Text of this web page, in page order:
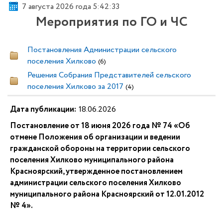
7 августа 2026 года 5:42:34
Мероприятия по ГО и ЧС
Постановления Администрации сельского
поселения Хилково (6)
Решения Собрания Представителей сельского
поселения Хилково за 2017 (4)
Дата публикации: 18.06.2026
Постановление от 18 июня 2026 года № 74 «Об
отмене Положения об организации и ведении
гражданской обороны на территории сельского
поселения Хилково муниципального района
Красноярский, утвержденное постановлением
администрации сельского поселения Хилково
муниципального района Красноярский от 12.01.2012
№ 4».